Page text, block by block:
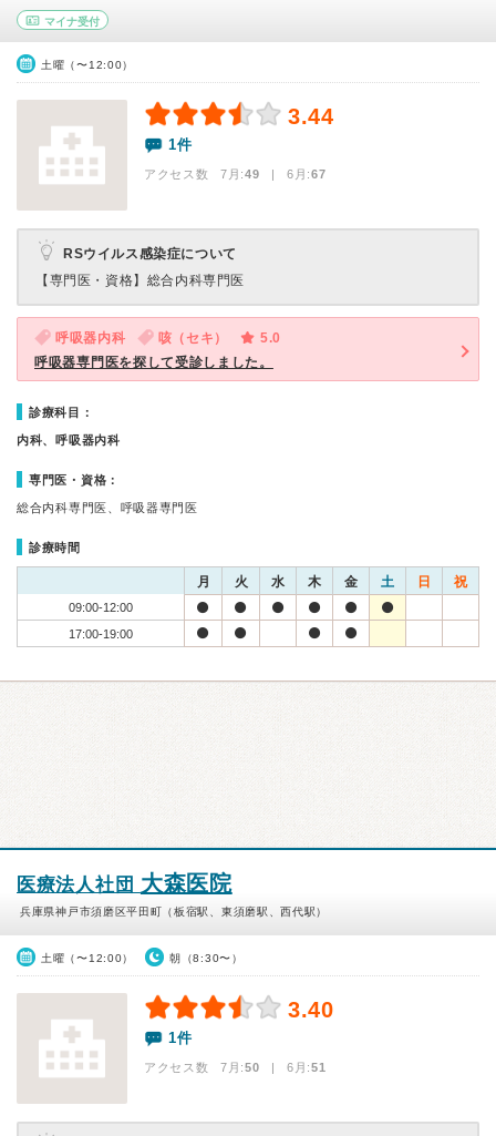
マイナ受付
土曜（〜12:00）
3.44
1件
アクセス数 7月:49 | 6月:67
RSウイルス感染症について
【専門医・資格】 総合内科専門医
呼吸器内科 咳（セキ）
5.0
呼吸器専門医を探して受診しました。
診療科目：
内科、呼吸器内科
専門医・資格：
総合内科専門医、呼吸器専門医
診療時間
月 火 水 木 金 土 日 祝
09:00-12:00
17:00-19:00
医療法人社団 大森医院
兵庫県神戸市須磨区平田町（板宿駅、東須磨駅、西代駅）
土曜（〜12:00） 朝（8:30〜）
3.40
1件
アクセス数 7月:50 | 6月:51